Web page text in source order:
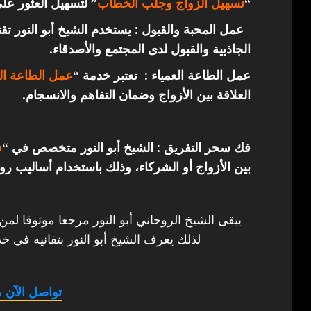
عمل المحبة والقبول : يستخدم الشيخ أبو النور
الجاذبية والقبول لدى المجتمع والأصدقاء.
عمل الطاعة العمياء : تعتبر خدمة “عمل الطاعة
العلاقة بين الأزواج وضمان التفاهم والانسجام.
فك سحر التفريق : الشيخ أبو النور متخصص في “
بين الأزواج أو الشركاء، وذلك باستخدام أساليب
يبقى الشيخ الروحاني أبو النور مرجعا موثوقا
لذلك يعرف الشيخ أبو النور بتفانيه في
تواصل الآن